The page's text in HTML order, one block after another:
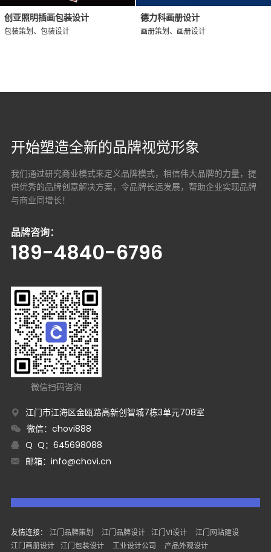
创亚照明插画包装设计
包装策划、包装设计
德力科画册设计
画册策划、画册设计
开始塑造全新的品牌视觉形象
我们通过研究商业模式来定义品牌模式，相信伟大品牌的力量，提
供优秀的品牌创意解决方案， 令品牌长远发展，帮助企业实现品牌
与商业同增长！
品牌咨询：
189-4840-6796
微信扫码咨询
江门市江海区金瓯路高新创智城7栋3单元708室
微信：chovi888
Q Q：645698088
邮箱： info@chovi.cn
友情连接： 江门品牌策划 江门品牌设计 江门VI设计
江门网站建设
江门画册设计 江门包装设计 工业设计公司 产品外观设计